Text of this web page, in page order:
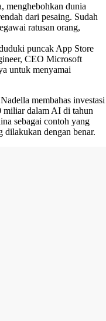
menghebohkan dunia
dari pesaing. Sudah
ratusan orang,
puncak App Store
CEO Microsoft
untuk menyamai
membahas investasi
miliar dalam AI di tahun
sebagai contoh yang
dilakukan dengan benar.